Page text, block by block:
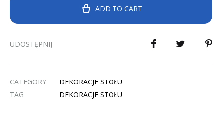
ADD TO CART
UDOSTĘPNIJ
CATEGORY
DEKORACJE STOŁU
TAG
DEKORACJE STOŁU